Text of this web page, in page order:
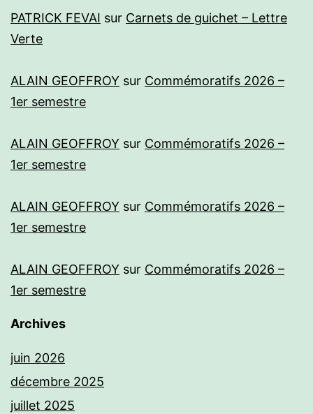
PATRICK FEVAI sur Carnets de guichet – Lettre
Verte
ALAIN GEOFFROY sur Commémoratifs 2026 –
1er semestre
ALAIN GEOFFROY sur Commémoratifs 2026 –
1er semestre
ALAIN GEOFFROY sur Commémoratifs 2026 –
1er semestre
ALAIN GEOFFROY sur Commémoratifs 2026 –
1er semestre
Archives
juin 2026
décembre 2025
juillet 2025